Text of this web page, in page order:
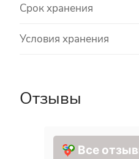
Срок хранения
Условия хранения
Отзывы
Все